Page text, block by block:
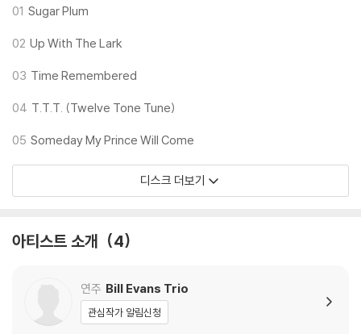
2) 디스크는 정전기와 먼지로 인해 재생이 원활하지 않은 경우가 있습니
3) 바늘에 먼지가 쌓이는 경우에도 재생이 원활하지 않을 수 있습니다.
1) 열을 가하여 제작하는 바이닐 공정 특성상 디스크 표면이 미세하게 울
재생이 불안정한 경우 스태빌라이저를 사용하시면 좀 더 안정적인 재생이
가능합니다.
2) 재생 음역의 왜곡을 최소화 하고 반복 재생시에도 최대한 일관되게 유
하시면 해결됩니다.
가 있으며, 이는 상품의 불량이 아닙니다. 단, 재생에 이상이 있는 경우에는
불량으로 인한 반품/교환이 가능합니다
01 Sugar Plum
02 Up With The Lark
03 Time Remembered
04 T.T.T. (Twelve Tone Tune)
05 Someday My Prince Will Come
디스크 더보기
아티스트 소개 4
연주 Bill Evans Trio
관심작가 알림신청